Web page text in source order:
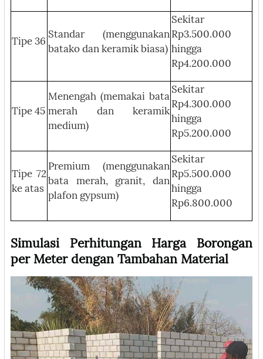
Tipe 36
Standar (menggunakan
batako dan keramik biasa)
Sekitar
Rp3.500.000
hingga
Rp4.200.000
Tipe 45
Menengah (memakai bata
merah dan keramik
medium)
Sekitar
Rp4.300.000
hingga
Rp5.200.000
Tipe 72
ke atas
Premium (menggunakan
bata merah, granit, dan
plafon gypsum)
Sekitar
Rp5.500.000
hingga
Rp6.800.000
Simulasi Perhitungan Harga Borongan
per Meter dengan Tambahan Material